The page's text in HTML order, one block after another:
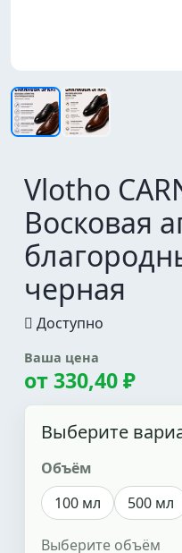
Vlotho
Восковая
черная
Доступно
Ваша цена
от330,40 ₽
Выберите
Объём
100 мл
500 мл
Выберите объём